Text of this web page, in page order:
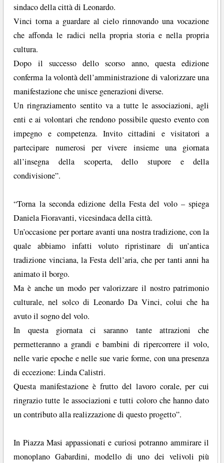
sindaco della città di Leonardo.
Vinci torna a guardare al cielo rinnovando una vocazione
che affonda le radici nella propria storia e nella propria
cultura.
Dopo il successo dello scorso anno, questa edizione
conferma la volontà dell’amministrazione di valorizzare una
manifestazione che unisce generazioni diverse.
Un ringraziamento sentito va a tutte le associazioni, agli
enti e ai volontari che rendono possibile questo evento con
impegno e competenza. Invito cittadini e visitatori a
partecipare numerosi per vivere insieme una giornata
all’insegna della scoperta, dello stupore e della
condivisione”.
“Torna la seconda edizione della Festa del volo – spiega
Daniela Fioravanti, vicesindaca della città.
Un’occasione per portare avanti una nostra tradizione, con la
quale abbiamo infatti voluto ripristinare di un’antica
tradizione vinciana, la Festa dell’aria, che per tanti anni ha
animato il borgo.
Ma è anche un modo per valorizzare il nostro patrimonio
culturale, nel solco di Leonardo Da Vinci, colui che ha
avuto il sogno del volo.
In questa giornata ci saranno tante attrazioni che
permetteranno a grandi e bambini di ripercorrere il volo,
nelle varie epoche e nelle sue varie forme, con una presenza
di eccezione: Linda Calistri.
Questa manifestazione è frutto del lavoro corale, per cui
ringrazio tutte le associazioni e tutti coloro che hanno dato
un contributo alla realizzazione di questo progetto”.
In Piazza Masi appassionati e curiosi potranno ammirare il
monoplano Gabardini, modello di uno dei velivoli più